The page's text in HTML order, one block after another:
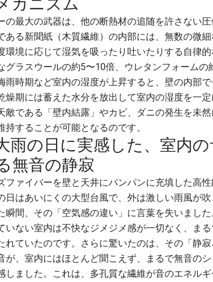
の最大の武器は、他の断熱材の追随を許さない圧
ある新聞紙（木質繊維）の内部には、無数の微
環境に応じて湿気を吸ったり吐いたりする自律
グラスウールの約5〜10倍、ウレタンフォーム
雨時期など室内の湿度が上昇すると、壁の内部
燥期には蓄えた水分を放出して室内の湿度を一
敵である「壁内結露」やカビ、ダニの発生を未
することが可能となるのです。
雨の日に実感した、室内
無音の静寂
ファイバーを壁と天井にパンパンに充填した高
日はあいにくの大型台風で、外は激しい雨風が
瞬間、その「空気感の違い」に言葉を失いまし
いない室内は不快なジメジメ感が一切なく、ま
れていたのです。さらに驚いたのは、その「静
が、室内にはほとんど聞こえず、まるで無音の
しました。これは、多孔質な繊維が音のエネル